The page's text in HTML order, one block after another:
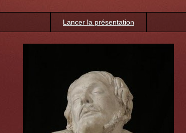
Lancer la présentation